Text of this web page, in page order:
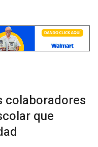
colaboradores
que